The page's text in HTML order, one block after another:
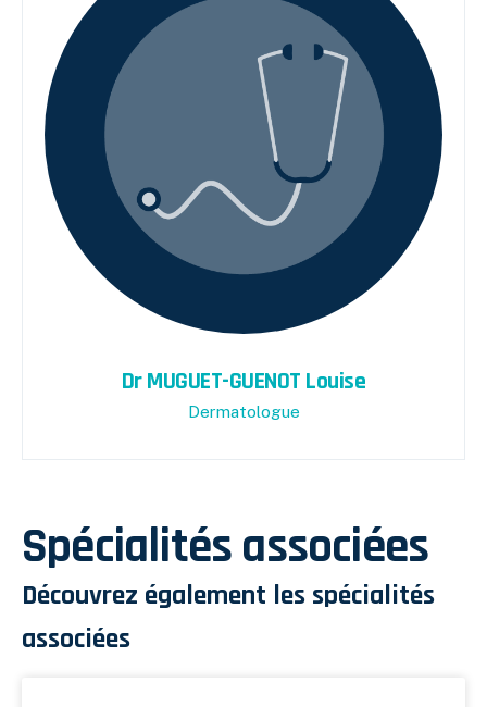
Dr MUGUET-GUENOT Louise
Dermatologue
Spécialités associées
Découvrez également les spécialités
associées